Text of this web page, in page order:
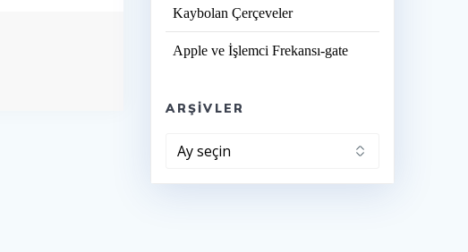
Kaybolan Çerçeveler
Apple ve İşlemci Frekansı-gate
ARŞIVLER
Arşivler